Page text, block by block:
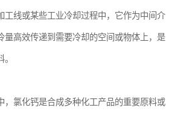
工线或某些工业冷却过程中，它作为中间介
量高效传递到需要冷却的空间或物体上，是
，氯化钙是合成多种化工产品的重要原料或